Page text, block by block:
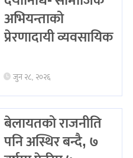
अभियन्ताको
प्रेरणादायी व्यवसायिक
जुन २८, २०२६
बेलायतको राजनीति
पनि अस्थिर बन्दै, ७